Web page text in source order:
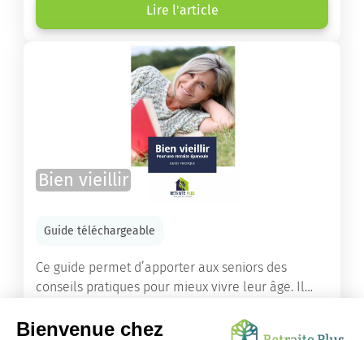
de retraite ou un maintien à domicile.
Lire l'article
Bien vieillir
Guide téléchargeable
Ce guide permet d’apporter aux seniors des
conseils pratiques pour mieux vivre leur âge. Il
améliorer sa santé grâce à l’alimentation...
Lire l'article